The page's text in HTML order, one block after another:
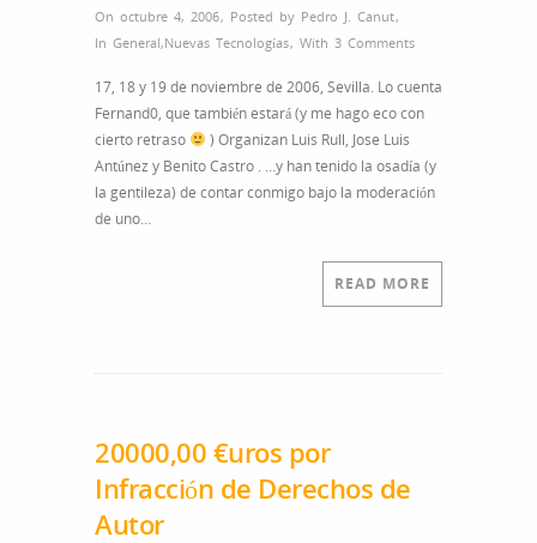
On octubre 4, 2006, Posted by Pedro J. Canut,
In General,Nuevas Tecnologías, With 3 Comments
17, 18 y 19 de noviembre de 2006, Sevilla. Lo cuenta
Fernand0, que también estará (y me hago eco con
cierto retraso
) Organizan Luis Rull, Jose Luis
Antúnez y Benito Castro . …y han tenido la osadía (y
la gentileza) de contar conmigo bajo la moderación
de uno…
READ MORE
20000,00 €uros por
Infracción de Derechos de
Autor